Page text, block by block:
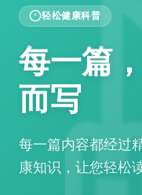
轻松健康科普
每一篇
而写
每一篇内容都经过
康知识，让您轻松